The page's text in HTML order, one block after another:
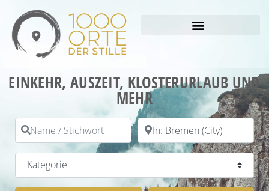
EINKEHR, AUSZEIT, KLOSTERURLAUB UND
MEHR
Name / Stichwort PLZ / Ort
Kategorie